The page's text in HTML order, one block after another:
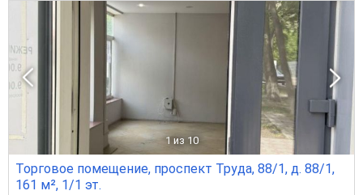
1 из 10
Торговое помещение, проспект Труда, 88/1, д. 88/1,
161 м², 1/1 эт.